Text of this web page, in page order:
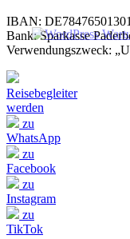
IBAN:
Bank: Sparkasse
Verwendungszweck:
Reisebegleiter
werden
zu
WhatsApp
zu
Facebook
zu
Instagram
zu
TikTok